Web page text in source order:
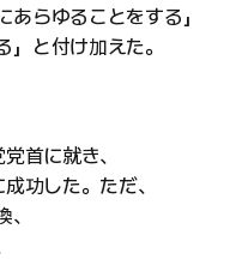
らゆることをする」
と付け加えた。
首に就き、
功した。ただ、